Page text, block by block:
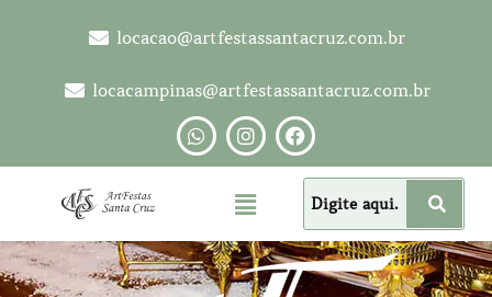
locacao@artfestassantacruz.com.br
locacampinas@artfestassantacruz.com.br